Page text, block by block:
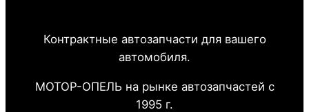
Контрактные автозапчасти для вашего
автомобиля.
МОТОР-ОПЕЛЬ на рынке автозапчастей с
1995 г.